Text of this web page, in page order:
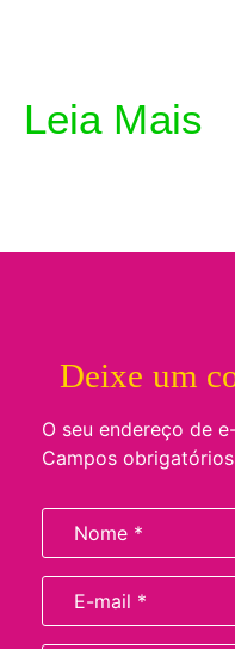
Leia Mais
Deixe um
O seu endereço de
Campos